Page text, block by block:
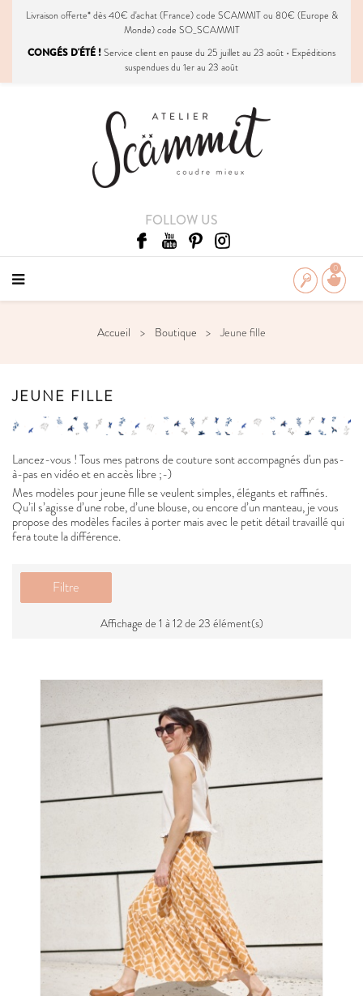
Livraison offerte* dès 40€ d'achat (France) code SCAMMIT ou 80€ (Europe &
Monde) code SO_SCAMMIT
CONGÉS D'ÉTÉ !Service client en pause du 25 juillet au 23 août • Expéditions
suspendues du 1er au 23 août
FOLLOW US
0
Accueil Boutique Jeune fille
JEUNE FILLE
Lancez-vous ! Tous mes patrons de couture sont accompagnés d'un pas-
à-pas en vidéo et en accès libre ;-)
Mes modèles pour jeune fille se veulent simples, élégants et raffinés.
Qu’il s’agisse d’une robe, d’une blouse, ou encore d’un manteau, je vous
propose des modèles faciles à porter mais avec le petit détail travaillé qui
fera toute la différence.
Filtre
Affichage de 1 à 12 de 23 élément(s)